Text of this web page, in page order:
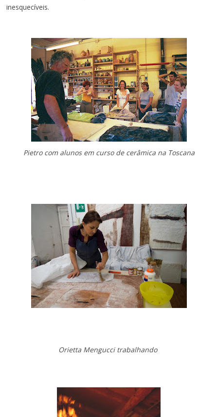
inesquecíveis.
Pietro com alunos em curso de cerâmica na Toscana
Orietta Mengucci trabalhando